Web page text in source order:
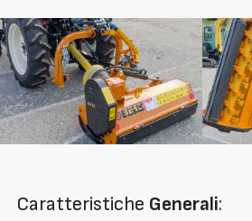
Caratteristiche Generali: